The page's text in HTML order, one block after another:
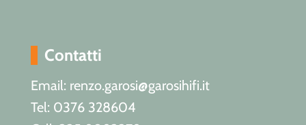
Contatti
Email: renzo.garosi@garosihifi.it
Tel: 0376 328604